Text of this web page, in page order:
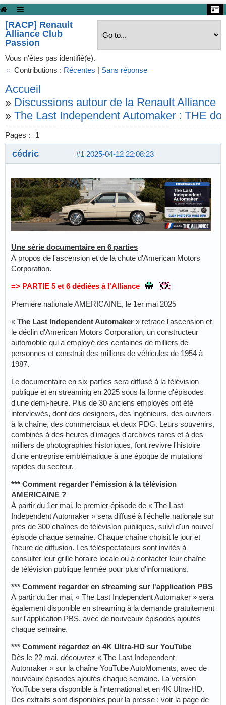
[RACP] Renault
Alliance Club
Passion
Vous n'êtes pas identifié(e).
Contributions : Récentes | Sans réponse
Accueil
» Discussions autour de la Renault Alliance
» The Last Independent Automaker : THE
Pages : 1
#1 2025-04-12 22:08:23
cédric
Une série documentaire en 6 parties
À propos de l'ascension et de la chute d'American Motors
Corporation.
=> PARTIE 5 et 6 dédiées à l'Alliance
Première nationale AMERICAINE, le 1er mai 2025
« The Last Independent Automaker » retrace l'ascension et
le déclin d'American Motors Corporation, un constructeur
automobile qui a employé des centaines de milliers de
personnes et construit des millions de véhicules de 1954 à
1987.
Le documentaire en six parties sera diffusé à la télévision
publique et en streaming en 2025 sous la forme d'épisodes
d'une demi-heure. Plus de 30 anciens employés ont été
interviewés, dont des designers, des ingénieurs, des ouvriers
à la chaîne, des commerciaux et deux PDG. Leurs souvenirs,
combinés à des heures d'images d'archives rares et à des
milliers de photographies historiques, font revivre l'histoire
d'une entreprise emblématique à une époque de mutations
rapides du secteur.
*** Comment regarder l'émission à la télévision
AMERICAINE ?
À partir du 1er mai, le premier épisode de « The Last
Independent Automaker » sera diffusé à l'échelle nationale sur
près de 300 chaînes de télévision publiques, suivi d'un nouvel
épisode chaque semaine. Chaque chaîne choisit le jour et
l'heure de diffusion. Les téléspectateurs sont invités à
consulter leur grille horaire locale ou à contacter leur chaîne
de télévision publique fermée pour plus d'informations.
*** Comment regarder en streaming sur l'application PBS
À partir du 1er mai, « The Last Independent Automaker » sera
également disponible en streaming à la demande gratuitement
sur l'application PBS, avec de nouveaux épisodes ajoutés
chaque semaine.
*** Comment regardez en 4K Ultra-HD sur YouTube
Dès le 22 mai, découvrez « The Last Independent
Automaker » sur la chaîne YouTube AutoMoments, avec de
nouveaux épisodes ajoutés chaque semaine. La version
YouTube sera disponible à l'international et en 4K Ultra-HD.
Des extraits sont disponibles pour la presse ; voir la page de